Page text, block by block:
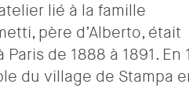
lié à la famille
père d’Alberto, était
de 1888 à 1891. En
du village de Stampa